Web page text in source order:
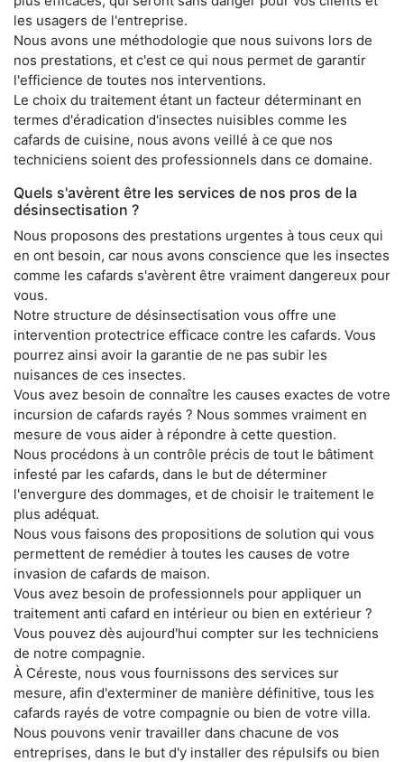
les usagers de l'entreprise.
Nous avons une méthodologie que nous suivons lors de
nos prestations, et c'est ce qui nous permet de garantir
l'efficience de toutes nos interventions.
Le choix du traitement étant un facteur déterminant en
termes d'éradication d'insectes nuisibles comme les
cafards de cuisine, nous avons veillé à ce que nos
techniciens soient des professionnels dans ce domaine.
Quels s'avèrent être les services de nos pros de la
désinsectisation ?
Nous proposons des prestations urgentes à tous ceux qui
en ont besoin, car nous avons conscience que les insectes
comme les cafards s'avèrent être vraiment dangereux pour
vous.
Notre structure de désinsectisation vous offre une
intervention protectrice efficace contre les cafards. Vous
pourrez ainsi avoir la garantie de ne pas subir les
nuisances de ces insectes.
Vous avez besoin de connaître les causes exactes de votre
incursion de cafards rayés ? Nous sommes vraiment en
mesure de vous aider à répondre à cette question.
Nous procédons à un contrôle précis de tout le bâtiment
infesté par les cafards, dans le but de déterminer
l'envergure des dommages, et de choisir le traitement le
plus adéquat.
Nous vous faisons des propositions de solution qui vous
permettent de remédier à toutes les causes de votre
invasion de cafards de maison.
Vous avez besoin de professionnels pour appliquer un
traitement anti cafard en intérieur ou bien en extérieur ?
Vous pouvez dès aujourd'hui compter sur les techniciens
de notre compagnie.
À Céreste, nous vous fournissons des services sur
mesure, afin d'exterminer de manière définitive, tous les
cafards rayés de votre compagnie ou bien de votre villa.
Nous pouvons venir travailler dans chacune de vos
entreprises, dans le but d'y installer des répulsifs ou bien